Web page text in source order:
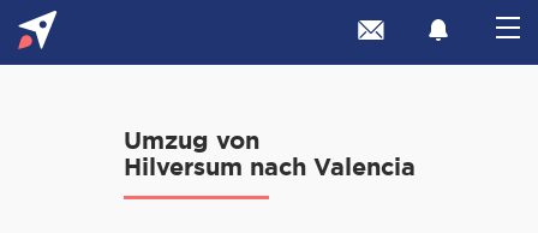
Umzug von
Hilversum nach Valencia